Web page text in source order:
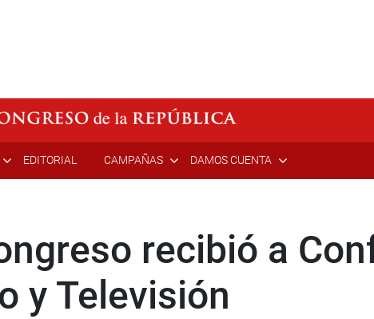
EDITORIAL CAMPAÑAS DAMOS CUENTA
recibió a
y Televisión